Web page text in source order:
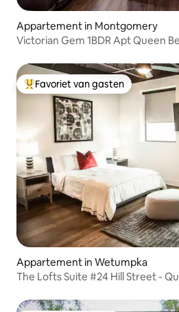
Appartement in Montgomery
Victorian Gem 1BDR Apt Queen
Topfavoriet van gasten
Favoriet van gasten
Appartement in Wetumpka
The Lofts Suite #24 Hill Street -